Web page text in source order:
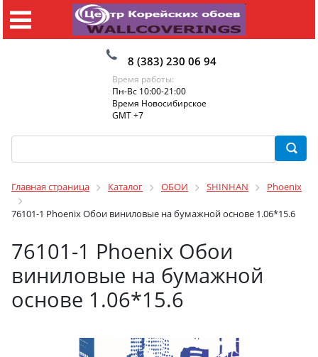
8 (383) 230 06 94
Время работы:
Пн-Вс 10:00-21:00
Время Новосибирское
GMT +7
Главная страница Каталог ОБОИ SHINHAN Phoenix
76101-1 Phoenix Обои виниловые на бумажной основе 1.06*15.6
76101-1 Phoenix Обои
виниловые на бумажной
основе 1.06*15.6